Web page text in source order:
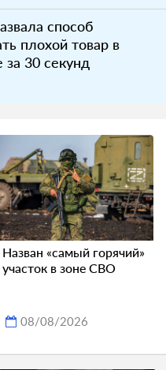
способ
плохой товар в
за 30 секунд
Назван «самый горячий»
участок в зоне СВО
08/08/2026